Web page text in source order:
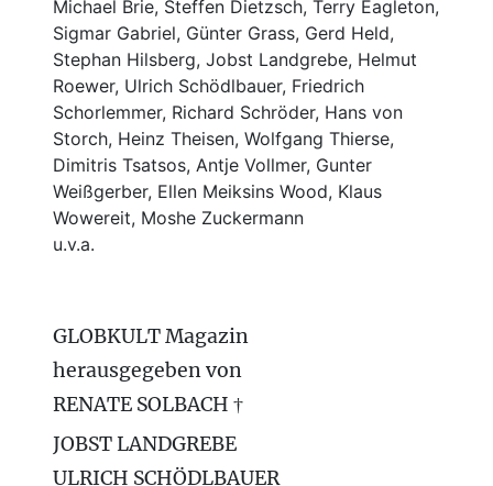
Michael Brie, Steffen Dietzsch, Terry Eagleton,
Sigmar Gabriel, Günter Grass, Gerd Held,
Stephan Hilsberg, Jobst Landgrebe, Helmut
Roewer, Ulrich Schödlbauer, Friedrich
Schorlemmer, Richard Schröder, Hans von
Storch, Heinz Theisen, Wolfgang Thierse,
Dimitris Tsatsos, Antje Vollmer, Gunter
Weißgerber, Ellen Meiksins Wood, Klaus
Wowereit, Moshe Zuckermann
u.v.a.
GLOBKULT Magazin
herausgegeben von
RENATE SOLBACH †
JOBST LANDGREBE
ULRICH SCHÖDLBAUER